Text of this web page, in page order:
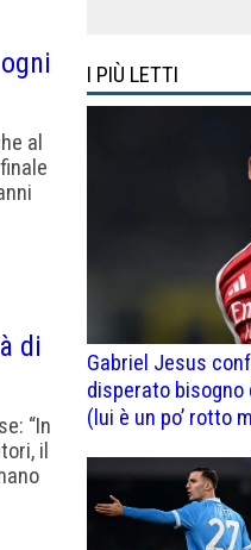
al
di
“In
il
I PIÙ LETTI
Gabriel Jesus
disperato
(lui è un po’ rotto